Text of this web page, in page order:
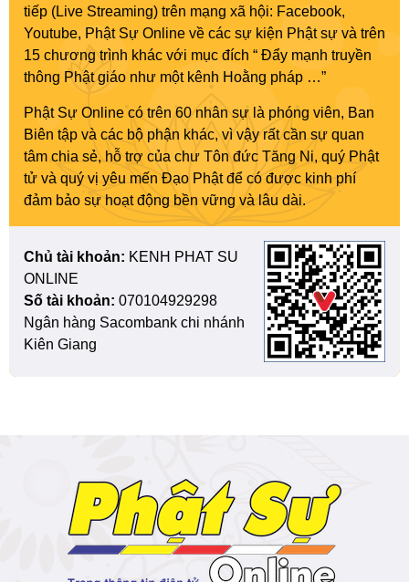
tiếp (Live Streaming) trên mạng xã hội: Facebook,
Youtube, Phật Sự Online về các sự kiện Phật sự và trên
15 chương trình khác với mục đích “ Đẩy mạnh truyền
thông Phật giáo như một kênh Hoằng pháp …”
Phật Sự Online có trên 60 nhân sự là phóng viên, Ban
Biên tập và các bộ phận khác, vì vậy rất cần sự quan
tâm chia sẻ, hỗ trợ của chư Tôn đức Tăng Ni, quý Phật
tử và quý vị yêu mến Đạo Phật để có được kinh phí
đảm bảo sự hoạt động bền vững và lâu dài.
Chủ tài khoản: KENH PHAT SU
ONLINE
Số tài khoản: 070104929298
Ngân hàng Sacombank chi nhánh
Kiên Giang